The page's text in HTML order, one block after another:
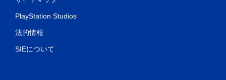
PlayStation Studios
法的情報
SIEについて